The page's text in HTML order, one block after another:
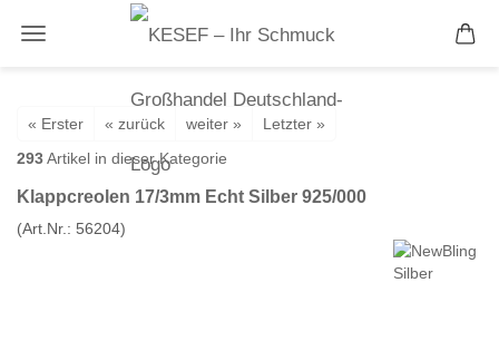
« Erster « zurück weiter »
Letzter »
293Artikel in dieser Kategorie
Klappcreolen 17/3mm Echt Silber 925/000
(Art.Nr.: 56204)